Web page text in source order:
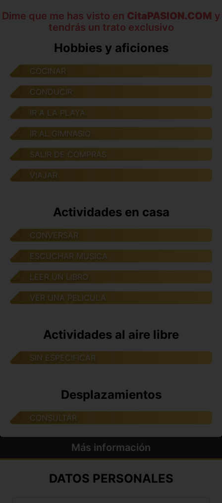
Dime que me has visto en CitaPASION.COM y
tendrás un trato exclusivo
Hobbies y aficiones
COCINAR
CONDUCIR
IR A LA PLAYA
IR AL GIMNASIO
SALIR DE COMPRAS
VIAJAR
Actividades en casa
CONVERSAR
ESCUCHAR MUSICA
LEER UN LIBRO
VER UNA PELICULA
Actividades al aire libre
SIN ESPECIFICAR
Desplazamientos
CONSULTAR
Más información
DATOS PERSONALES